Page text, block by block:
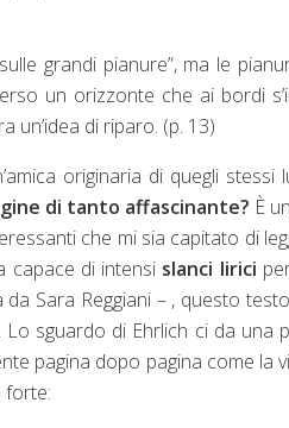
grandi pianure”, ma le
un orizzonte che ai bordi
un’idea di riparo. (p. 13)
originaria di quegli stessi
di tanto affascinante? È
che mi sia capitato di
capace di intensi slanci lirici
Sara Reggiani – , questo testo
sguardo di Ehrlich ci da una
pagina dopo pagina come la
forte: